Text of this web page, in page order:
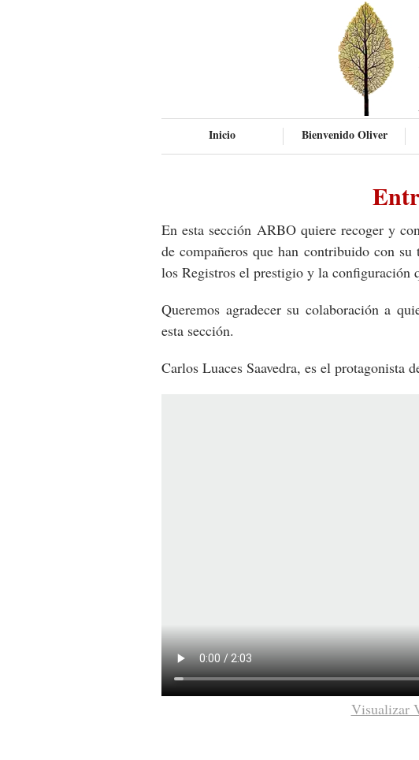
Inicio Bienvenido Oliver
En esta sección ARBO quiere recoger y
de compañeros que han contribuido con
los Registros el prestigio y la configuración
Queremos agradecer su colaboración a
esta sección.
Carlos Luaces Saavedra, es el protagonista
Visualizar